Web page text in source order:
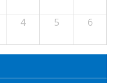
4 5 6